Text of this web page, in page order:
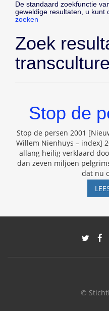
De standaard zoekfunctie
geweldige resultaten, u kunt
zoeken
Zoek
Stop de
Stop de persen 2001
Willem Nienhuys – index]
allang heilig verklaard
dan zeven miljoen
dat nu
©